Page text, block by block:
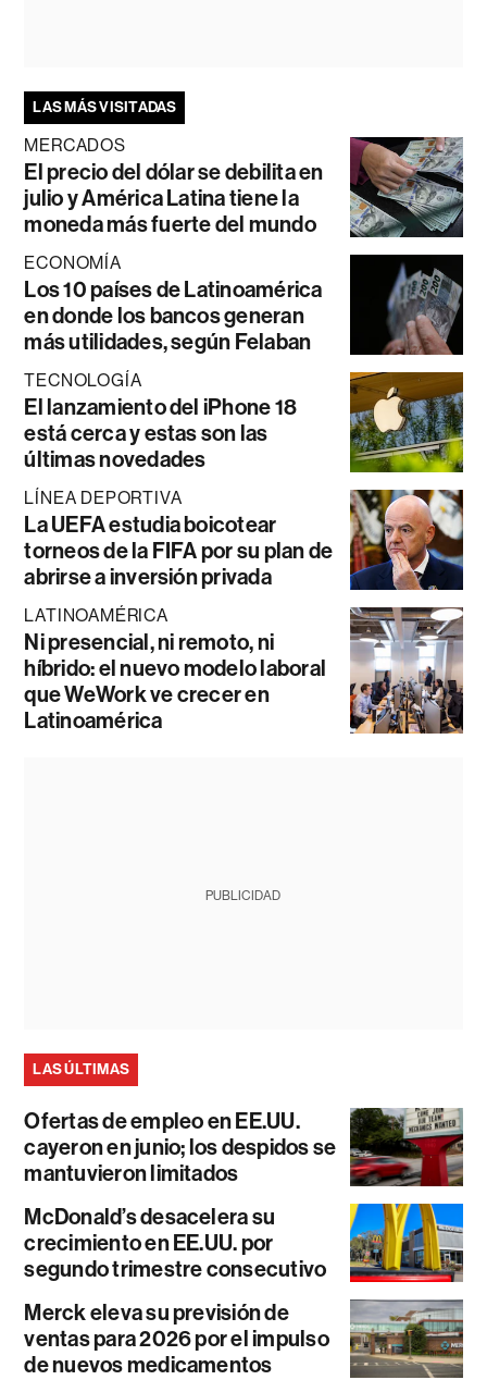
LAS MÁS VISITADAS
MERCADOS
El precio del dólar se debilita en
julio y América Latina tiene la
moneda más fuerte del mundo
ECONOMÍA
Los 10 países de Latinoamérica
en donde los bancos generan
más utilidades, según Felaban
TECNOLOGÍA
El lanzamiento del iPhone 18
está cerca y estas son las
últimas novedades
LÍNEA DEPORTIVA
La UEFA estudia boicotear
torneos de la FIFA por su plan de
abrirse a inversión privada
LATINOAMÉRICA
Ni presencial, ni remoto, ni
híbrido: el nuevo modelo laboral
que WeWork ve crecer en
Latinoamérica
PUBLICIDAD
LAS ÚLTIMAS
Ofertas de empleo en EE.UU.
cayeron en junio; los despidos se
mantuvieron limitados
McDonald’s desacelera su
crecimiento en EE.UU. por
segundo trimestre consecutivo
Merck eleva su previsión de
ventas para 2026 por el impulso
de nuevos medicamentos